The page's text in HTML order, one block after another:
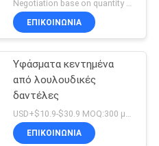
ΕΠΙΚΟΙΝΩΝΙΑ
Υφάσματα κεντημένα
από λουλουδικές
δαντέλες
USD+$10.9-$30.9 MOQ:300 μέτρα.
ΕΠΙΚΟΙΝΩΝΙΑ